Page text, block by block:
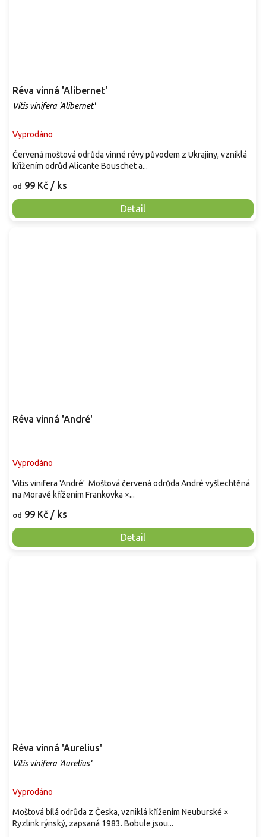
Réva vinná 'Alibernet'
Vitis vinifera 'Alibernet'
Vyprodáno
od 99 Kč / ks
Detail
Červená moštová odrůda vinné révy původem z Ukrajiny, vzniklá
křížením odrůd Alicante Bouschet a...
Réva vinná 'André'
Vyprodáno
od 99 Kč / ks
Detail
Vitis vinifera 'André' Moštová červená odrůda André vyšlechtěná
na Moravě křížením Frankovka ×...
Réva vinná 'Aurelius'
Vitis vinifera 'Aurelius'
Vyprodáno
Moštová bílá odrůda z Česka, vzniklá křížením Neuburské ×
Ryzlink rýnský, zapsaná 1983. Bobule jsou...